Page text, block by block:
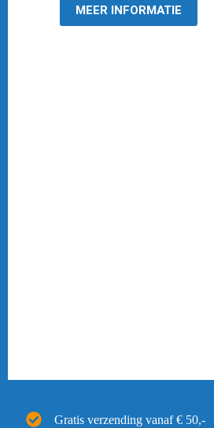
MEER INFORMATIE
Gratis verzending vanaf € 50,-